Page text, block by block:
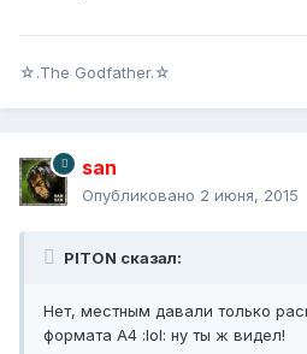
☆.The Godfather.☆
san
Опубликовано 2 июня, 2015
PITON сказал:
Нет, местным давали только
формата А4 :lol: ну ты ж видел!